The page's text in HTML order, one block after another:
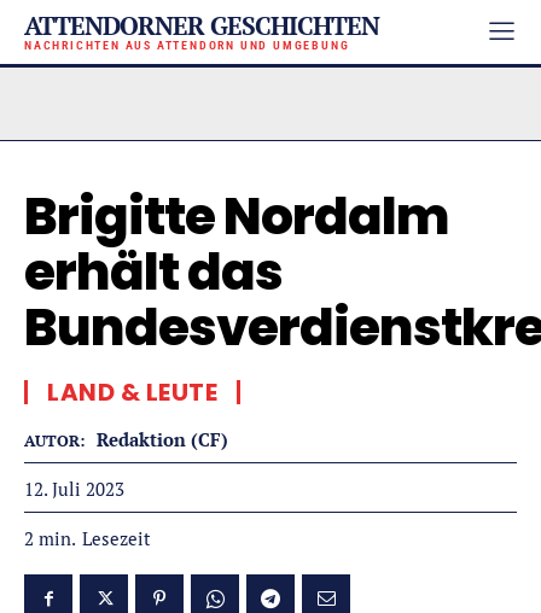
ATTENDORNER GESCHICHTEN
NACHRICHTEN AUS ATTENDORN UND UMGEBUNG
Brigitte Nordalm
erhält das
LAND & LEUTE
AUTOR: Redaktion (CF)
12. Juli 2023
2 min. Lesezeit